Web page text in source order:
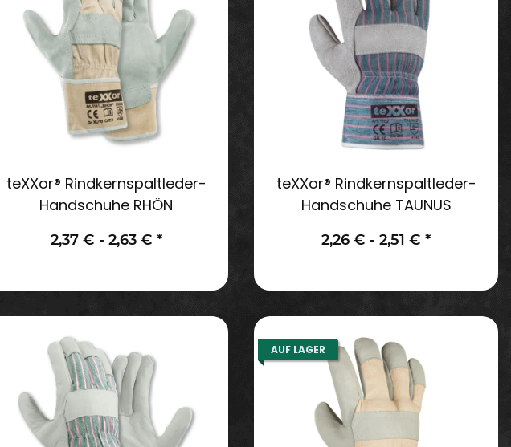
teXXor® Rindkernspaltleder-
Handschuhe RHÖN
2,37 € - 2,63 € *
teXXor® Rindkernspaltleder-
Handschuhe TAUNUS
2,26 € - 2,51 € *
AUF LAGER